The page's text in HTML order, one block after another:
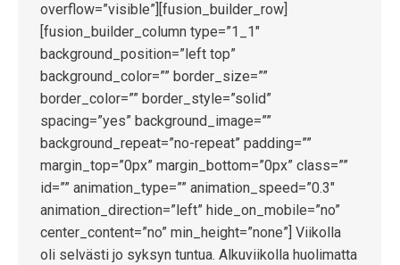
overflow=”visible”][fusion_builder_row]
[fusion_builder_column type=”1_1″
background_position=”left top”
background_color=”” border_size=””
border_color=”” border_style=”solid”
spacing=”yes” background_image=””
background_repeat=”no-repeat” padding=””
margin_top=”0px” margin_bottom=”0px” class=””
id=”” animation_type=”” animation_speed=”0.3″
animation_direction=”left” hide_on_mobile=”no”
center_content=”no” min_height=”none”] Viikolla
oli selvästi jo syksyn tuntua. Alkuviikolla huolimatta